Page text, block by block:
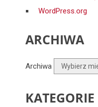
WordPress.org
ARCHIWA
Archiwa
KATEGORIE